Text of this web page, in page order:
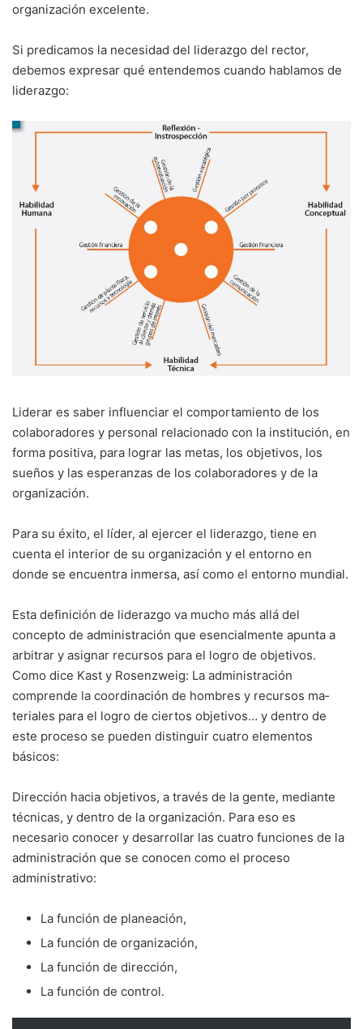
orga­nización excelente.
Si predicamos la necesidad del liderazgo del rector,
debemos expresar qué entendemos cuando hablamos de
liderazgo:
Liderar es saber influenciar el comporta­miento de los
colaboradores y personal rela­cionado con la institución, en
forma positiva, para lograr las metas, los objetivos, los
sueños y las esperanzas de los colaboradores y de la
organización.
Para su éxito, el líder, al ejercer el liderazgo, tiene en
cuenta el interior de su organización y el entorno en
donde se encuentra inmersa, así como el entorno mundial.
Esta definición de liderazgo va mucho más allá del
concepto de administración que esen­cialmente apunta a
arbitrar y asignar recursos para el logro de objetivos.
Como dice Kast y Rosenzweig: La administración
comprende la coordinación de hombres y recursos ma­
teriales para el logro de ciertos objetivos… y dentro de
este proceso se pueden distinguir cuatro elementos
básicos:
Dirección hacia objetivos, a través de la gente, mediante
técnicas, y dentro de la organiza­ción. Para eso es
necesario conocer y desarro­llar las cuatro funciones de la
administración que se conocen como el proceso
administra­tivo:
La función de planeación,
La función de organización,
La función de dirección,
La función de control.